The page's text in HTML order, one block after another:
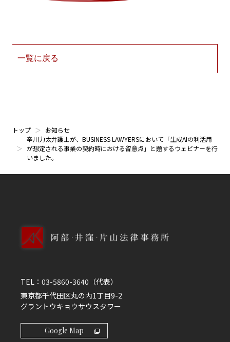
一覧に戻る
トップ
お知らせ
辛川力太弁護士が、BUSINESS LAWYERSにおいて「生成AIの利活用
が想定される事業の契約時における留意点」と題するウェビナーを行
いました。
TEL： 03-5860-3640 （代表）
東京都千代田区丸の内1丁目9-2
グラントウキョウサウスタワー
Google Map